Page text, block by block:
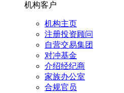
机构客户
机构主页
注册投资顾问
自营交易集团
对冲基金
介绍经纪商
家族办公室
合规官员